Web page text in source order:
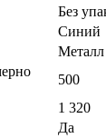
Без
Синий
Металл
500
1 320
Да